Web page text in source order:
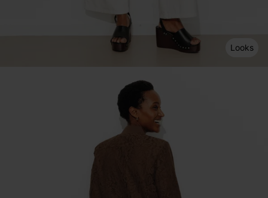
Looks